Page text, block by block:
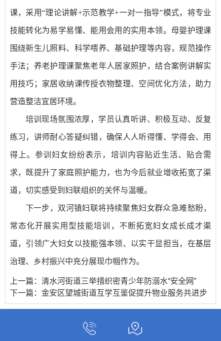
课，采用“理论讲解+示范教学+一对一指导”模式，将专业
技能转化为易学易懂、能用会用的实用本领。母婴护理课
围绕新生儿照料、科学喂养、基础护理等内容，规范操作
手法；养老护理课聚焦老年人居家照护，结合案例讲解实
用技巧；家居收纳课传授衣物整理、空间优化方法，助力
营造整洁宜居环境。
培训现场氛围浓厚，学员认真听讲、积极互动、反复
练习，讲师耐心答疑纠错，确保人人听得懂、学得会、用
得上。参训妇女纷纷表示，培训内容贴近生活、贴合需
求，既提升了家庭照护能力，也为今后就业增收拓宽了渠
道，切实感受到妇联组织的关怀与温暖。
下一步，双河镇妇联将持续聚焦妇女群众急难愁盼，
常态化开展实用型技能培训，不断拓宽妇女成长成才渠
道，引领广大妇女以技能强本领、以实干显担当，在基层
治理、乡村振兴中充分展现巾帼作为。
上一篇： 清水河街道三举措织密青少年防溺水“安全网”
下一篇： 金安区望城街道互学互鉴促提升物业服务共进步